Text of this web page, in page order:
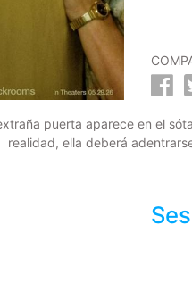
puerta aparece en el
realidad, ella deberá